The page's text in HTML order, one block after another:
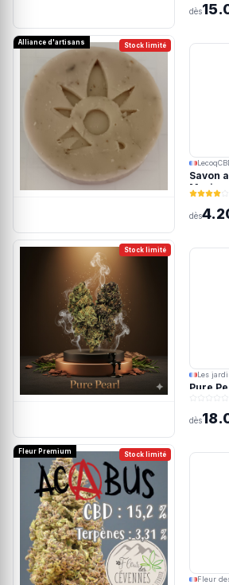
dès
Stock limité
Alliance d'artisans
Savon
dès
Stock limité
Les
Pure
dès
Stock limité
Fleur Premium
Fleur